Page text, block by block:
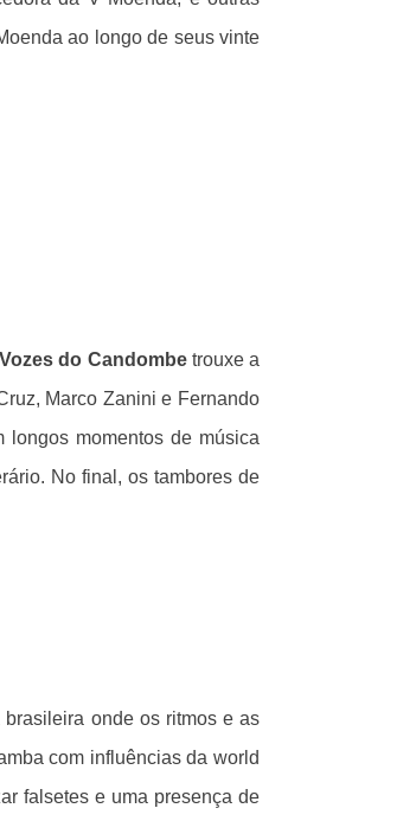
ao longo de seus vinte
do Candombetrouxe a
Marco Zanini e Fernando
momentos de música
No final, os tambores de
brasileira onde os ritmos e as
com influências da world
falsetes e uma presença de